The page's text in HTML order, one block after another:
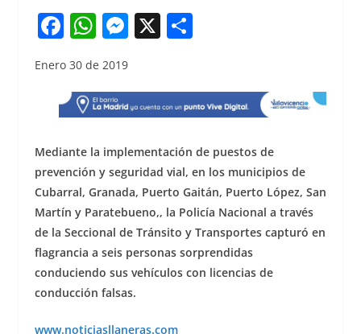
F
c
e
b
o
o
k
W
at
s
A
p
p
M
ss
e
n
g
er
X S
e
Enero 30 de 2019
Mediante la implementación de puestos de
prevención y seguridad vial, en los municipios de
Cubarral, Granada, Puerto Gaitán, Puerto López, San
Martín y Paratebueno,, la Policía Nacional a través
de la Seccional de Tránsito y Transportes capturó en
flagrancia a seis personas sorprendidas
conduciendo sus vehículos con licencias de
conducción falsas.
www.noticiasllaneras.com